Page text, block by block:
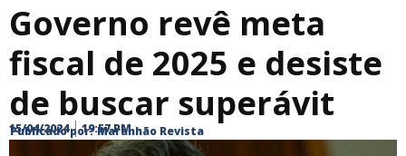
Governo revê meta
fiscal de 2025 e desiste
de buscar superávit
Publicado por: Maranhão Revista
15/04/2024 19:57 PM